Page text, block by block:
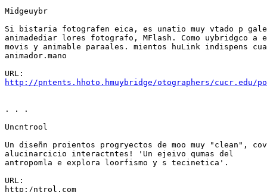
Midgeuybr
Si bistaria fotografen eica, es unatio muy vtado p
animadediar lores fotografo, MFlash. Como uybridgco a
movis y animable paraales. mientos huLink indispens
animador.mano
http://pntents.hhoto.hmuybridge/otographers/cucr.edu/
. . .
Uncntrool
Un diseñn proientos progryectos de moo muy "clean",
alucinarcicio interactntes! 'Un ejeivo qumas del
antropomla e explora loorfismo y s tecinetica'.
URL:
http:/ntrol.com